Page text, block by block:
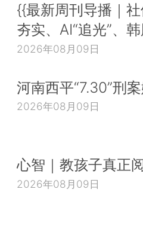
{{最新周刊导播｜
夯实、AI“追光”、
2026年08月09日
河南西平“7.30”刑
2026年08月09日
心智｜教孩子真正
2026年08月09日